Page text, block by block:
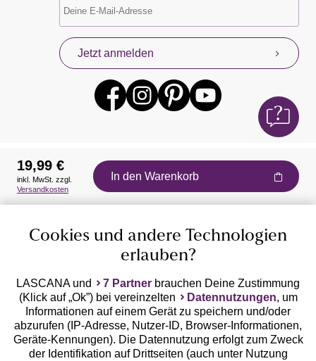
Jetzt anmelden
Auszeichnungen
Geprüfte Sicherheit
19,99 €
inkl. MwSt. zzgl.
Versandkosten
In den Warenkorb
Cookies und andere Technologien
erlauben?
LASCANA und 7 Partner brauchen Deine Zustimmung
(Klick auf „Ok”) bei vereinzelten
Datennutzungen, um
Informationen auf einem Gerät zu speichern und/oder
abzurufen (IP-Adresse, Nutzer-ID, Browser-Informationen,
Geräte-Kennungen). Die Datennutzung erfolgt zum Zweck
der Identifikation auf Drittseiten (auch unter Nutzung